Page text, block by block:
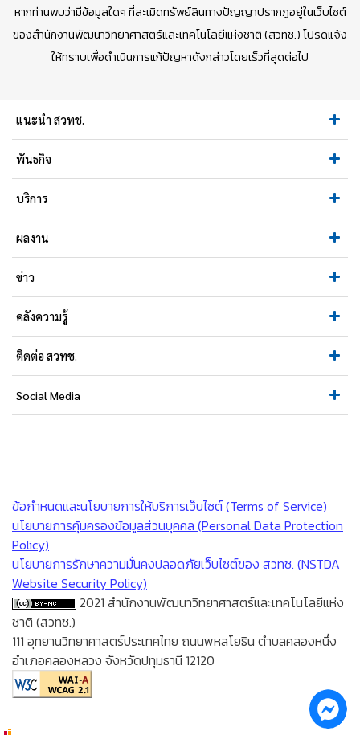
หากท่านพบว่ามีข้อมูลใดๆ ที่ละเมิดทรัพย์สินทางปัญญาปรากฏอยู่ในเว็บไซต์
ของสำนักงานพัฒนาวิทยาศาสตร์และเทคโนโลยีแห่งชาติ (สวทช.) โปรดแจ้ง
ให้ทราบเพื่อดำเนินการแก้ปัญหาดังกล่าวโดยเร็วที่สุดต่อไป
แนะนำ สวทช.
พันธกิจ
บริการ
ผลงาน
ข่าว
คลังความรู้
ติดต่อ สวทช.
Social Media
ข้อกำหนดและนโยบายการให้บริการเว็บไซต์ (Terms of Service)
นโยบายการคุ้มครองข้อมูลส่วนบุคคล (Personal Data Protection
Policy)
นโยบายการรักษาความมั่นคงปลอดภัยเว็บไซต์ของ สวทช. (NSTDA
Website Security Policy)
2021 สำนักงานพัฒนาวิทยาศาสตร์และเทคโนโลยีแห่ง
ชาติ (สวทช.)
111 อุทยานวิทยาศาสตร์ประเทศไทย ถนนพหลโยธิน ตำบลคลองหนึ่ง
อำเภอคลองหลวง จังหวัดปทุมธานี 12120